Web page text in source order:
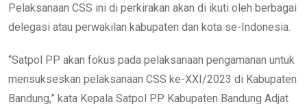
Pelaksanaan CSS ini di perkirakan akan di ikuti oleh berbagai
delegasi atau perwakilan kabupaten dan kota se-Indonesia.
“Satpol PP akan fokus pada pelaksanaan pengamanan untuk
mensukseskan pelaksanaan CSS ke-XXI/2023 di Kabupaten
Bandung,” kata Kepala Satpol PP Kabupaten Bandung Adjat